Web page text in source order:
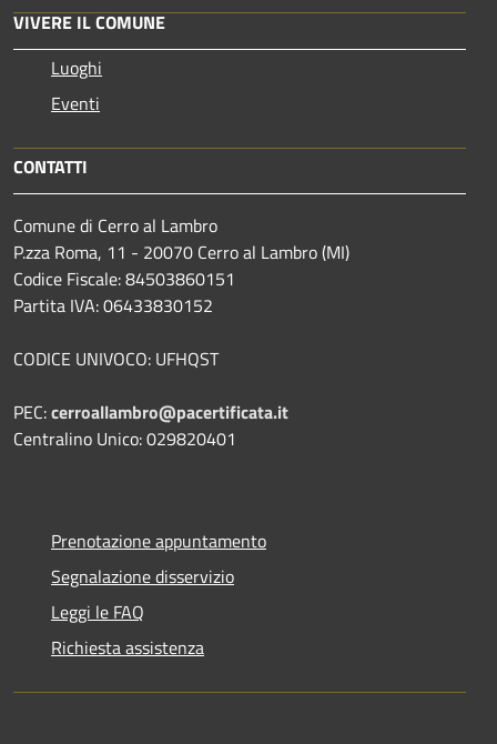
VIVERE IL COMUNE
Luoghi
Eventi
CONTATTI
Comune di Cerro al Lambro
P.zza Roma, 11 - 20070 Cerro al Lambro (MI)
Codice Fiscale: 84503860151
Partita IVA: 06433830152
CODICE UNIVOCO: UFHQST
PEC:cerroallambro@pacertificata.it
Centralino Unico: 029820401
Prenotazione appuntamento
Segnalazione disservizio
Leggi le FAQ
Richiesta assistenza